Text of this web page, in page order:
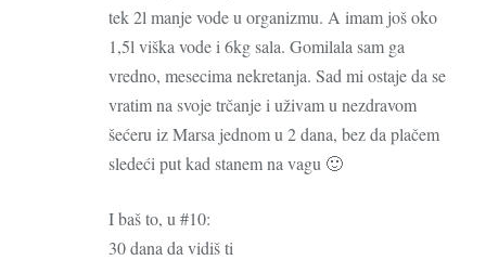
tek 2l manje vode u organizmu. A imam još oko
1,5l viška vode i 6kg sala. Gomilala sam ga
vredno, mesecima nekretanja. Sad mi ostaje da se
vratim na svoje trčanje i uživam u nezdravom
šećeru iz Marsa jednom u 2 dana, bez da plačem
sledeći put kad stanem na vagu 🙂
I baš to, u #10:
30 dana da vidiš ti